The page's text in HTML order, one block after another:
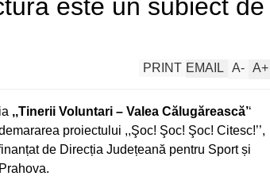
este un subiect de
A+
A-
EMAIL
PRINT
,,Tinerii Voluntari – Valea Călugărească’‘
proiectului ,,Şoc! Şoc! Şoc! Citesc!’’,
de Direcția Județeană pentru Sport și